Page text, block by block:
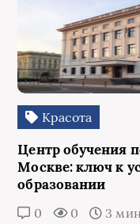
Красота
Центр обучения
Москве: ключ к
образовании
0 0 3